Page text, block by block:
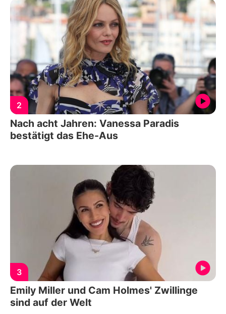
2
Nach acht Jahren: Vanessa Paradis
bestätigt das Ehe-Aus
3
Emily Miller und Cam Holmes' Zwillinge
sind auf der Welt